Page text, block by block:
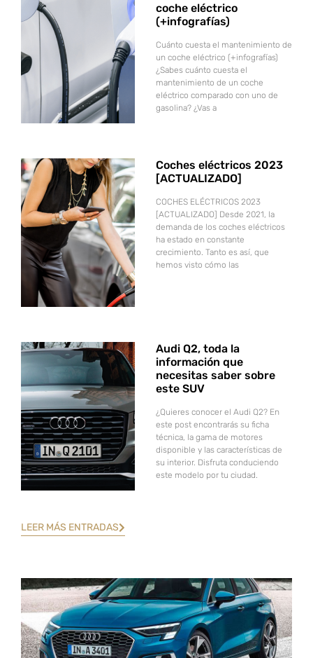
coche eléctrico
(+infografías)
Cuánto cuesta el mantenimiento de
un coche eléctrico (+infografías)
¿Sabes cuánto cuesta el
mantenimiento de un coche
eléctrico comparado con uno de
gasolina? ¿Vas a
Coches eléctricos 2023
[ACTUALIZADO]
COCHES ELÉCTRICOS 2023
[ACTUALIZADO] Desde 2021, la
demanda de los coches eléctricos
ha estado en constante
crecimiento. Tanto es así, que
hemos visto cómo las
Audi Q2, toda la
información que
necesitas saber sobre
este SUV
¿Quieres conocer el Audi Q2? En
este post encontrarás su ficha
técnica, la gama de motores
disponible y las características de
su interior. Disfruta conduciendo
este modelo por tu ciudad.
LEER MÁS ENTRADAS